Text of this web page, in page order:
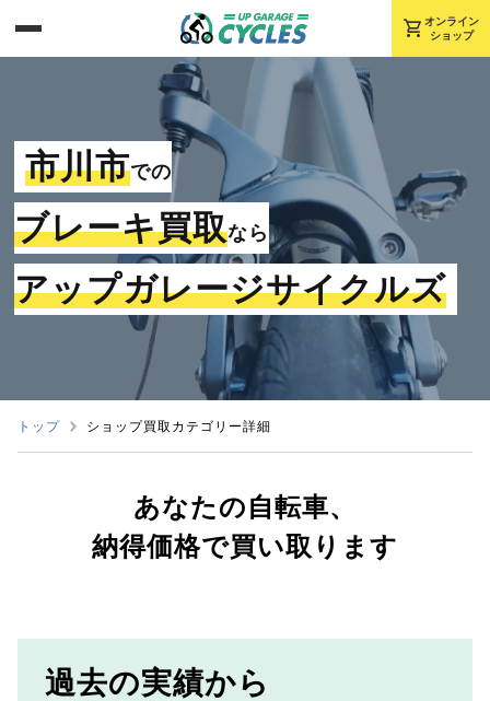
shopping_cart オンライン
ショップ
市川市での
ブレーキ買取なら
アップガレージサイクルズ
トップ ショップ買取カテゴリー詳細
あなたの自転車、
納得価格で買い取ります
過去の実績から